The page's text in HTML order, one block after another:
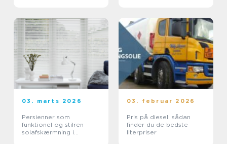
03. marts 2026
Persienner som
funktionel og stilren
solafskærmning i
03. februar 2026
Pris på diesel: sådan
finder du de bedste
literpriser